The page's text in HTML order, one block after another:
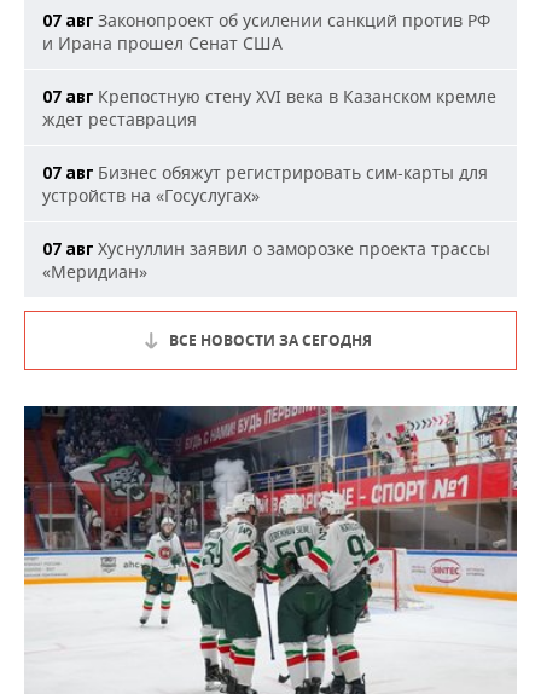
07 авг Законопроект об усилении санкций против РФ
и Ирана прошел Сенат США
07 авг Крепостную стену XVI века в Казанском кремле
ждет реставрация
07 авг Бизнес обяжут регистрировать сим-карты для
устройств на «Госуслугах»
07 авг Хуснуллин заявил о заморозке проекта трассы
«Меридиан»
ВСЕ НОВОСТИ ЗА СЕГОДНЯ